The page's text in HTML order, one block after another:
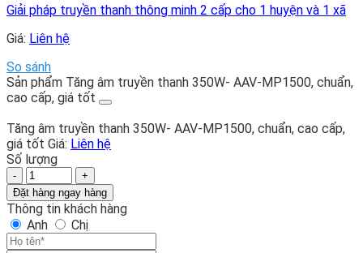
Giải pháp truyền thanh thông minh 2 cấp cho 1 huyện và 1 xã
Giá: Liên hệ
So sánh
Sản phẩm Tăng âm truyền thanh 350W- AAV-MP1500, chuẩn,
cao cấp, giá tốt
Tăng âm truyền thanh 350W- AAV-MP1500, chuẩn, cao cấp,
giá tốt Giá: Liên hệ
Số lượng
Tăng
âm
truyền
thanh
350W-
Đặt hàng ngay hàng
Thông tin khách hàng
Anh
Chị